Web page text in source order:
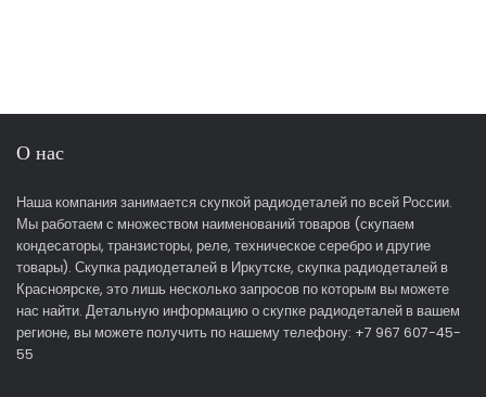
О нас
Наша компания занимается скупкой радиодеталей по всей России.
Мы работаем с множеством наименований товаров (скупаем
кондесаторы, транзисторы, реле, техническое серебро и другие
товары). Скупка радиодеталей в Иркутске, скупка радиодеталей в
Красноярске, это лишь несколько запросов по которым вы можете
нас найти. Детальную информацию о скупке радиодеталей в вашем
регионе, вы можете получить по нашему телефону: +7 967 607-45-
55